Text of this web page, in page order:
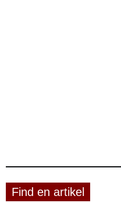
Find en artikel